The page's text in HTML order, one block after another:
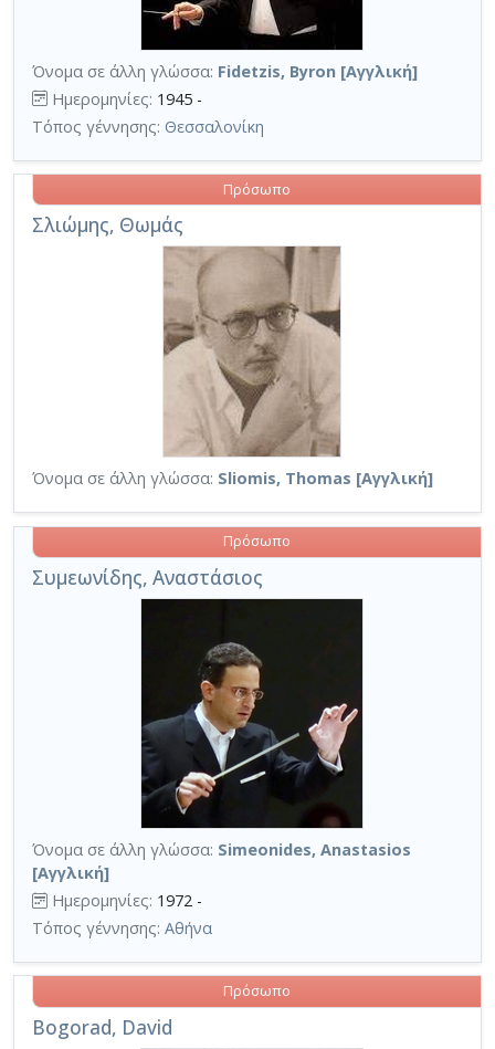
Όνομα σε άλλη γλώσσα: Fidetzis, Byron [Αγγλική]
Ημερομηνίες: 1945 -
Τόπος γέννησης: Θεσσαλονίκη
Σλιώμης, Θωμάς
Πρόσωπο
Όνομα σε άλλη γλώσσα: Sliomis, Thomas [Αγγλική]
Συμεωνίδης, Αναστάσιος
Πρόσωπο
Όνομα σε άλλη γλώσσα: Simeonides, Anastasios
[Αγγλική]
Ημερομηνίες: 1972 -
Τόπος γέννησης: Αθήνα
Bogorad, David
Πρόσωπο